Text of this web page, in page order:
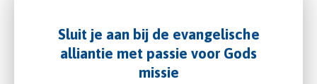
Sluit je aan bij de evangelische
alliantie met passie voor Gods
missie